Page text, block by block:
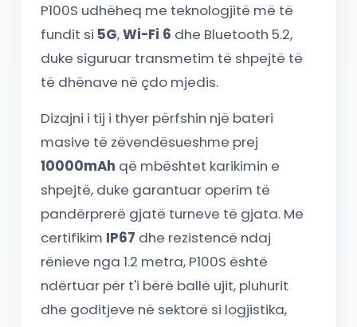
P100S udhëheq me teknologjitë më të
fundit si 5G,Wi-Fi 6 dhe Bluetooth 5.2,
duke siguruar transmetim të shpejtë të
të dhënave në çdo mjedis.
Dizajni i tij i thyer përfshin një bateri
masive të zëvendësueshme prej
10000mAh që mbështet karikimin e
shpejtë, duke garantuar operim të
pandërprerë gjatë turneve të gjata. Me
certifikim IP67 dhe rezistencë ndaj
rënieve nga 1.2 metra, P100S është
ndërtuar për t'i bërë ballë ujit, pluhurit
dhe goditjeve në sektorë si logjistika,